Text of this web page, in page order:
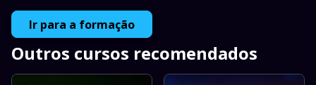
Ir para a formação
Outros cursos recomendados